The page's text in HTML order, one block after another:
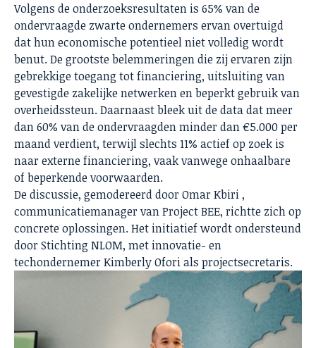
Volgens de onderzoeksresultaten is 65% van de
ondervraagde zwarte ondernemers ervan overtuigd
dat hun economische potentieel niet volledig wordt
benut. De grootste belemmeringen die zij ervaren zijn
gebrekkige toegang tot financiering, uitsluiting van
gevestigde zakelijke netwerken en beperkt gebruik van
overheidssteun. Daarnaast bleek uit de data dat meer
dan 60% van de ondervraagden minder dan €5.000 per
maand verdient, terwijl slechts 11% actief op zoek is
naar externe financiering, vaak vanwege onhaalbare
of beperkende voorwaarden.
De discussie, gemodereerd door Omar Kbiri ,
communicatiemanager van Project BEE, richtte zich op
concrete oplossingen. Het initiatief wordt ondersteund
door Stichting NLOM, met innovatie- en
techondernemer Kimberly Ofori als projectsecretaris.